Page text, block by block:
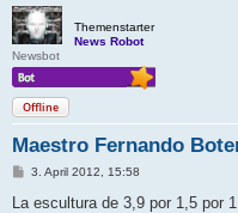
Themenstarter
News Robot
Newsbot
Offline
Maestro Fernando
B
i
3. April 2012, 15:58
La escultura de 3,9 por 1,5 por